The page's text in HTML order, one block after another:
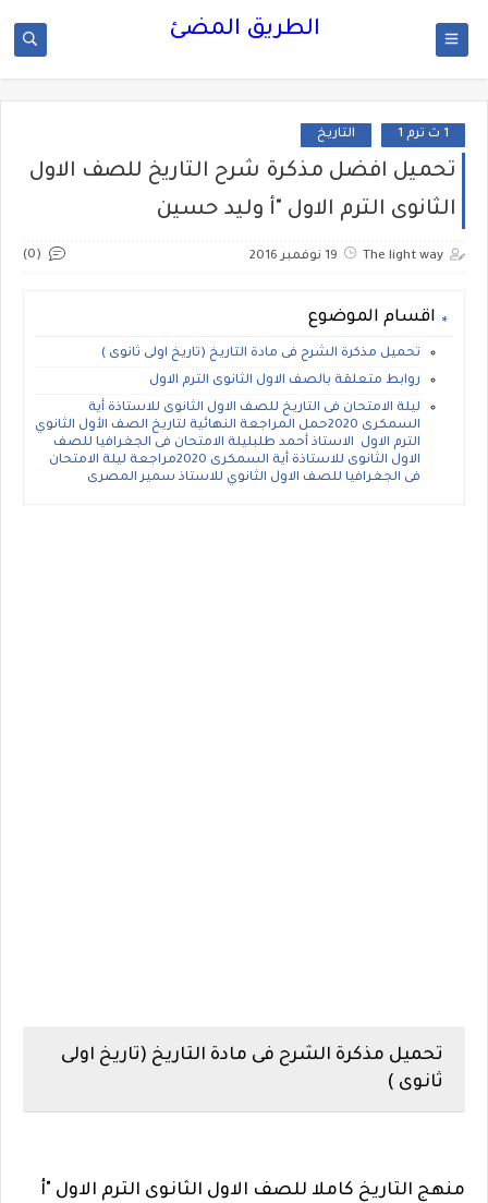
الطريق المضئ
1 ث ترم 1 التاريخ
تحميل افضل مذكرة شرح التاريخ للصف الاول
الثانوى الترم الاول "أ وليد حسين
The light way 19 نوفمبر 2016 (0)
اقسام الموضوع
تحميل مذكرة الشرح فى مادة التاريخ (تاريخ اولى ثانوى )
روابط متعلقة بالصف الاول الثانوى الترم الاول
ليلة الامتحان فى التاريخ للصف الاول الثانوى للاستاذة أية
السمكرى 2020حمل المراجعة النهائية لتاريخ الصف الأول الثانوي
الترم الاول الاستاذ أحمد طلبليلة الامتحان فى الجغرافيا للصف
الاول الثانوى للاستاذة أية السمكرى 2020مراجعة ليلة الامتحان
فى الجغرافيا للصف الاول الثانوي للاستاذ سمير المصرى
تحميل مذكرة الشرح فى مادة التاريخ (تاريخ اولى
ثانوى )
منهج التاريخ كاملا للصف الاول الثانوى الترم الاول "أ